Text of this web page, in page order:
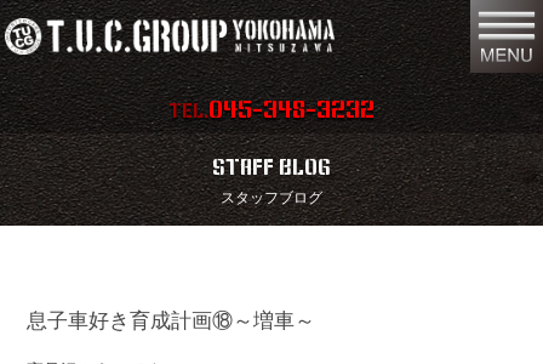
TEL.045-348-3232
在庫車両情報 店舗情報
保証内容 地図
スタッフ紹介 お問い合わせ
STAFF BLOG
スタッフブログ
息子車好き育成計画⑱～増車～